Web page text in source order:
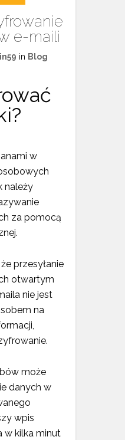
e-maili
in Blog
w
należy
za pomocą
przesyłanie
otwartym
nie jest
na
może
danych w
wpis
w kilka minut